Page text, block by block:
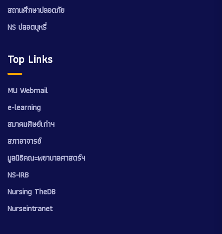
สถานศึกษาปลอดภัย
NS ปลอดบุหรี่
Top Links
MU Webmail
e-learning
สมาคมศิษย์เก่าฯ
สภาอาจารย์
มูลนิธิคณะพยาบาลศาสตร์ฯ
NS-IRB
Nursing TheDB
Nurseintranet